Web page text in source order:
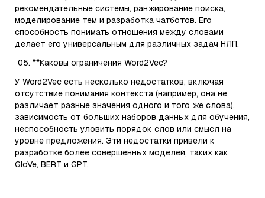
рекомендательные системы, ранжирование поиска,
моделирование тем и разработка чатботов. Его
способность понимать отношения между словами
делает его универсальным для различных задач НЛП.
**Каковы ограничения Word2Vec?
У Word2Vec есть несколько недостатков, включая
отсутствие понимания контекста (например, она не
различает разные значения одного и того же слова),
зависимость от больших наборов данных для обучения,
неспособность уловить порядок слов или смысл на
уровне предложения. Эти недостатки привели к
разработке более совершенных моделей, таких как
GloVe, BERT и GPT.